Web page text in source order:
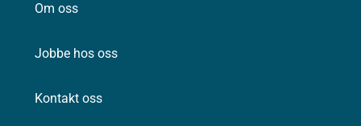
Om oss
Jobbe hos oss
Kontakt oss